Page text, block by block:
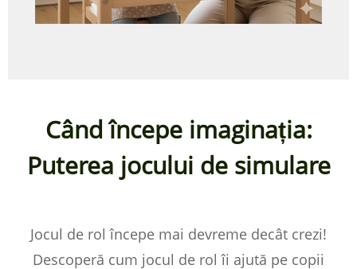
Când începe imaginația:
Puterea jocului de simulare
Jocul de rol începe mai devreme decât crezi!
Descoperă cum jocul de rol îi ajută pe copii